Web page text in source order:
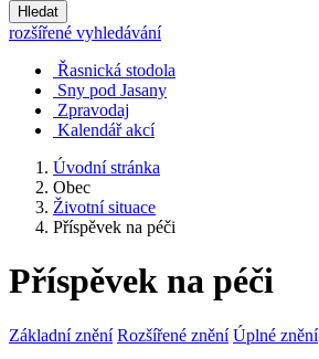
Hledat
rozšířené vyhledávání
Řasnická stodola
Sny pod Jasany
Zpravodaj
Kalendář akcí
Úvodní stránka
Obec
Životní situace
Příspěvek na péči
Příspěvek na péči
Základní znění Rozšířené znění Úplné znění